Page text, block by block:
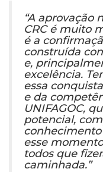
“A aprovação
CRC é muito
é a
construída
e,
excelência.
essa
e da
UNIFAGOC,
potencial,
esse
todos que
caminhada.”